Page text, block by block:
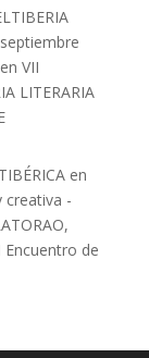
en VII
LITERARIA
en
creativa -
Encuentro de